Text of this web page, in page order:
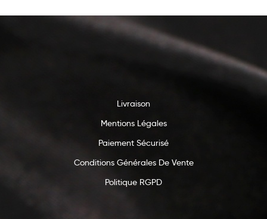
Livraison
Mentions Légales
Paiement Sécurisé
Conditions Générales De Vente
Politique RGPD